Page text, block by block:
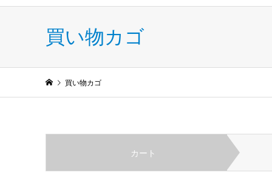
買い物カゴ
買い物カゴ
カート